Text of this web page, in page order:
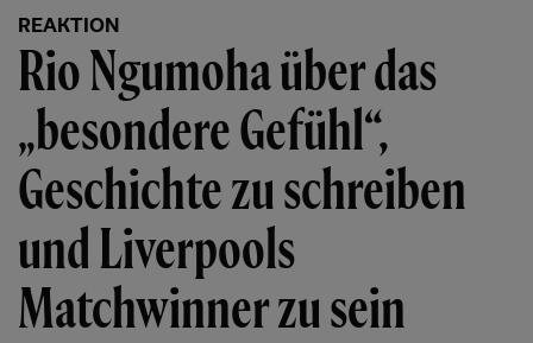
REAKTION
Rio Ngumoha über das
„besondere Gefühl“,
Geschichte zu schreiben
und Liverpools
Matchwinner zu sein